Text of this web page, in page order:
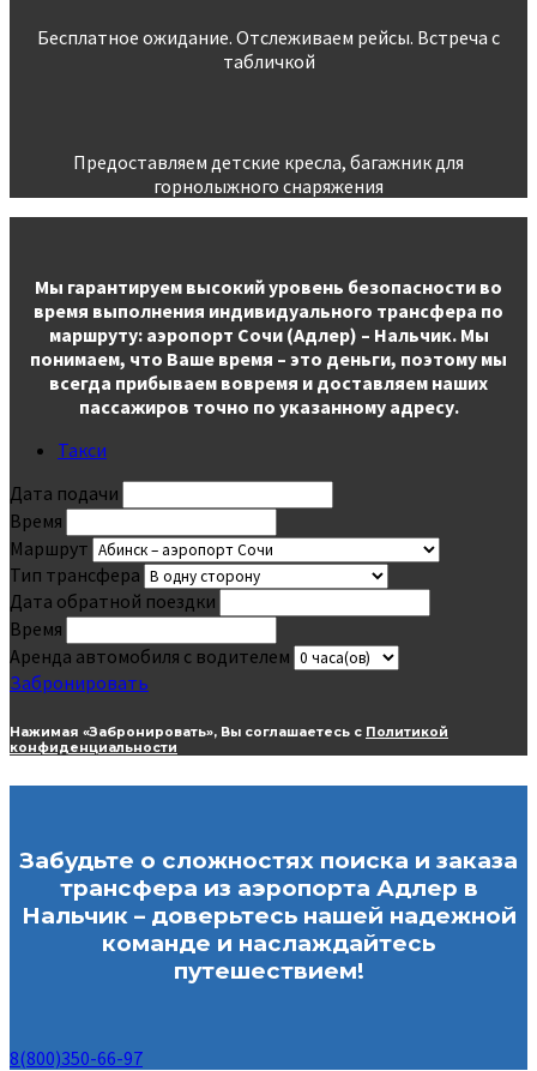
Бесплатное ожидание. Отслеживаем рейсы. Встреча с
табличкой
Предоставляем детские кресла, багажник для
горнолыжного снаряжения
Мы гарантируем высокий уровень безопасности во
время выполнения индивидуального трансфера по
маршруту: аэропорт Сочи (Адлер) – Нальчик. Мы
понимаем, что Ваше время – это деньги, поэтому мы
всегда прибываем вовремя и доставляем наших
пассажиров точно по указанному адресу.
Такси
Дата подачи
Время
Маршрут
Тип трансфера
Дата обратной поездки
Время
Аренда автомобиля с водителем
Забронировать
Нажимая «Забронировать», Вы соглашаетесь с Политикой
конфиденциальности
Забудьте о сложностях поиска и заказа
трансфера из аэропорта Адлер в
Нальчик – доверьтесь нашей надежной
команде и наслаждайтесь
путешествием!
8(800)350-66-97